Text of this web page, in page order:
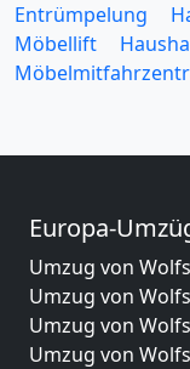
Entrümpelung
Möbellift
Europa-
Umzug von
Umzug von
Umzug von
Umzug von